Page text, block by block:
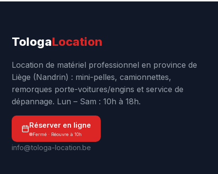
TologaLocation
Location de matériel professionnel en province de
Liège (Nandrin) : mini-pelles, camionnettes,
remorques porte-voitures/engins et service de
dépannage. Lun – Sam : 10h à 18h.
Réserver en ligne
Fermé · Réouvre à 10h
info@tologa-location.be